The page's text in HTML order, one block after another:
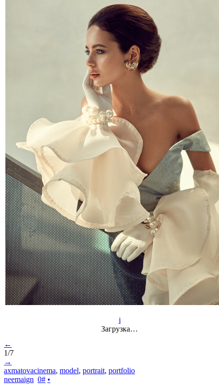
i
Загрузка…
←
1/7
→
axmatovacinema, model, portrait, portfolio
neemaign 0# •